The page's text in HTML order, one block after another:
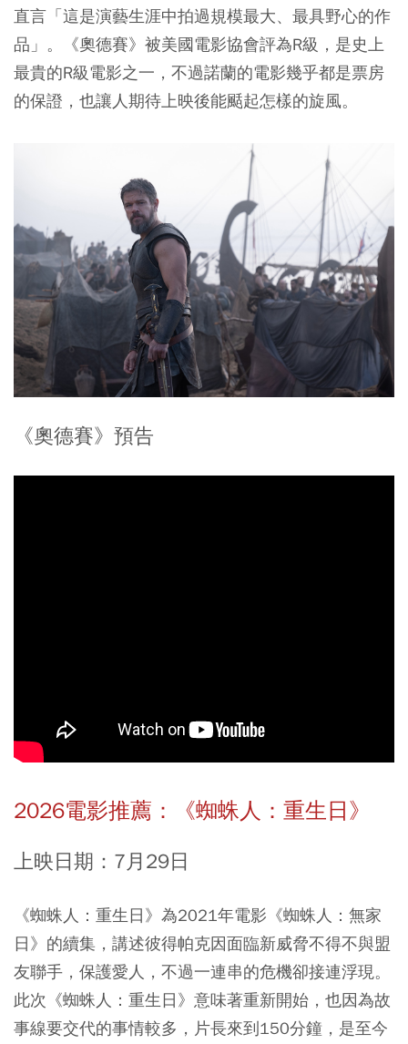
直言「這是演藝生涯中拍過規模最大、最具野心的作
品」。《奧德賽》被美國電影協會評為R級，是史上
最貴的R級電影之一，不過諾蘭的電影幾乎都是票房
的保證，也讓人期待上映後能颳起怎樣的旋風。
《奧德賽》預告
2026電影推薦：《蜘蛛人：重生日》
上映日期：7月29日
《蜘蛛人：重生日》為2021年電影《蜘蛛人：無家
日》的續集，講述彼得帕克因面臨新威脅不得不與盟
友聯手，保護愛人，不過一連串的危機卻接連浮現。
此次《蜘蛛人：重生日》意味著重新開始，也因為故
事線要交代的事情較多，片長來到150分鐘，是至今